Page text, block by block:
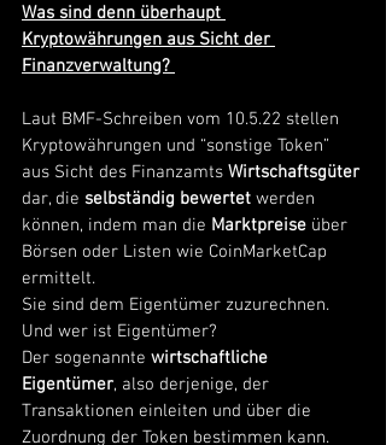
Was sind denn überhaupt
Kryptowährungen aus Sicht der
Finanzverwaltung?
Laut BMF-Schreiben vom 10.5.22 stellen
Kryptowährungen und “sonstige Token”
aus Sicht des Finanzamts Wirtschaftsgüter
dar, die selbständig bewertet werden
können, indem man die Marktpreise über
Börsen oder Listen wie CoinMarketCap
ermittelt.
Sie sind dem Eigentümer zuzurechnen.
Und wer ist Eigentümer?
Der sogenannte wirtschaftliche
Eigentümer, also derjenige, der
Transaktionen einleiten und über die
Zuordnung der Token bestimmen kann.